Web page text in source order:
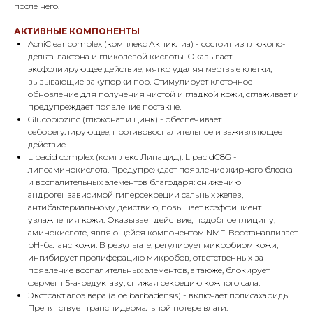
после него.
АКТИВНЫЕ КОМПОНЕНТЫ
AcniClear complex (комплекс Акниклиа) - состоит из глюконо-
дельта-лактона и гликолевой кислоты. Оказывает
эксфолиирующее действие, мягко удаляя мертвые клетки,
вызывающие закупорки пор. Стимулирует клеточное
обновление для получения чистой и гладкой кожи, сглаживает и
предупреждает появление постакне.
Glucobiozinc (глюконат и цинк) - обеспечивает
себорегулирующее, противовоспалительное и заживляющее
действие.
Lipacid complex (комплекс Липацид). LipacidC8G -
липоаминокислота. Предупреждает появление жирного блеска
и воспалительных элементов благодаря: снижению
андрогензависимой гиперсекреции сальных желез,
антибактериальному действию, повышает коэффициент
увлажнения кожи. Оказывает действие, подобное глицину,
аминокислоте, являющейся компонентом NMF. Восстанавливает
рН-баланс кожи. В результате, регулирует микробиом кожи,
ингибирует пролиферацию микробов, ответственных за
появление воспалительных элементов, а таюже, блокирует
фермент 5-а-редуктазу, снижая секрецию кожного сала.
Экстракт алоэ вера (aloe barbadensis) - включает полисахариды.
Препятствует транспидермальной потере влаги.